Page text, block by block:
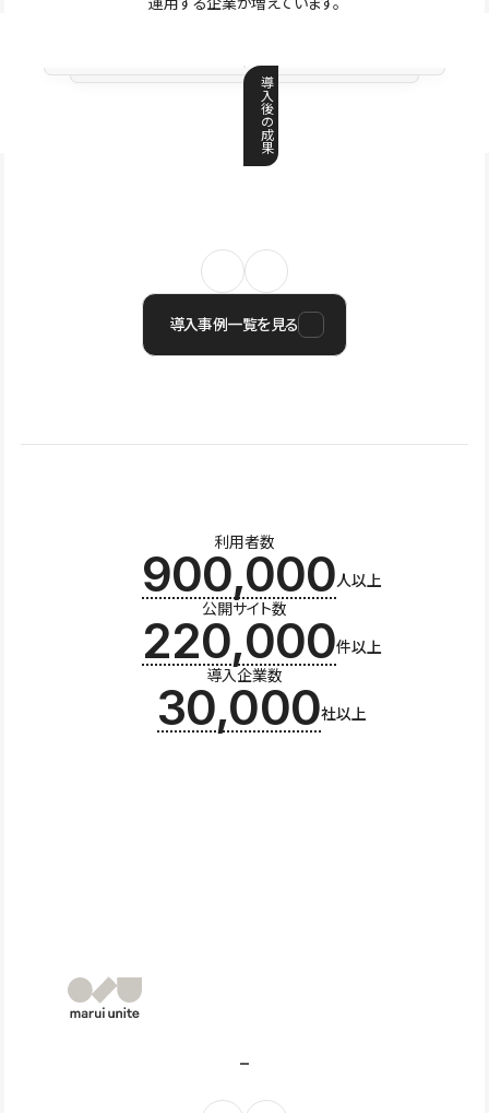
導
入
後
の
成
果
導入事例一覧を見る
利用者数
900,000人以上
公開サイト数
220,000件以上
導入企業数
30,000社以上